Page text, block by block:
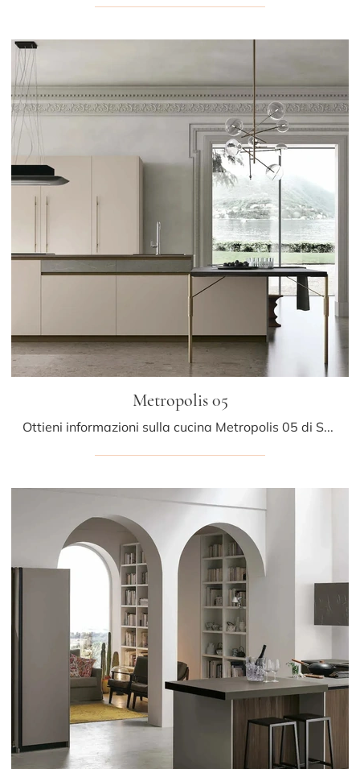
Metropolis 05
Ottieni informazioni sulla cucina Metropolis 05 di Stosa: questa soluzione in Pet sarà l'acquisto ideale per te!